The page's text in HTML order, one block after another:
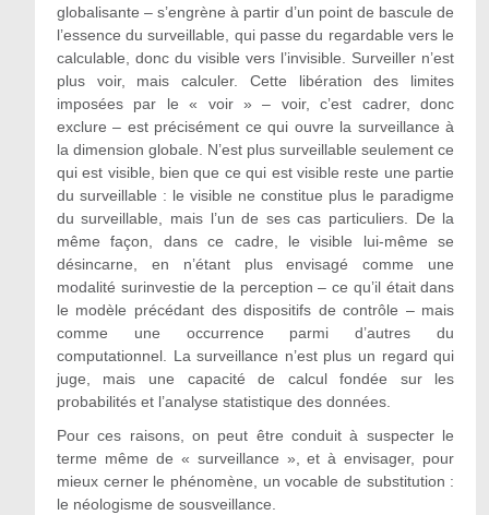
globalisante – s’engrène à partir d’un point de bascule de
l’essence du surveillable, qui passe du regardable vers le
calculable, donc du visible vers l’invisible. Surveiller n’est
plus voir, mais calculer. Cette libération des limites
imposées par le « voir » – voir, c’est cadrer, donc
exclure – est précisément ce qui ouvre la surveillance à
la dimension globale. N’est plus surveillable seulement ce
qui est visible, bien que ce qui est visible reste une partie
du surveillable : le visible ne constitue plus le paradigme
du surveillable, mais l’un de ses cas particuliers. De la
même façon, dans ce cadre, le visible lui-même se
désincarne, en n’étant plus envisagé comme une
modalité surinvestie de la perception – ce qu’il était dans
le modèle précédant des dispositifs de contrôle – mais
comme une occurrence parmi d’autres du
computationnel. La surveillance n’est plus un regard qui
juge, mais une capacité de calcul fondée sur les
probabilités et l’analyse statistique des données.
Pour ces raisons, on peut être conduit à suspecter le
terme même de « surveillance », et à envisager, pour
mieux cerner le phénomène, un vocable de substitution :
le néologisme de sousveillance.